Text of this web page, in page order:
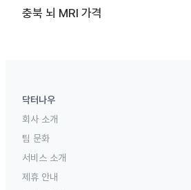
충북 뇌 MRI 가격
닥터나우
회사 소개
팀 문화
서비스 소개
제휴 안내